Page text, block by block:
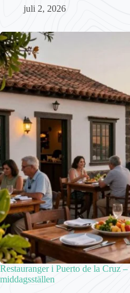
juli 2, 2026
Restauranger i Puerto de la Cruz
middagsställen